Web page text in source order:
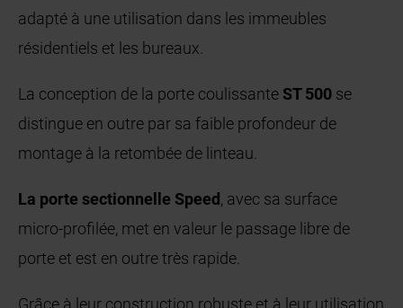
adapté à une utilisation dans les immeubles
résidentiels et les bureaux.
La conception de la porte coulissante ST 500 se
distingue en outre par sa faible profondeur de
montage à la retombée de linteau.
La porte sectionnelle Speed, avec sa surface
micro-profilée, met en valeur le passage libre de
porte et est en outre très rapide.